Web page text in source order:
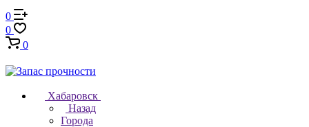
0
0
0
Хабаровск
Назад
Города